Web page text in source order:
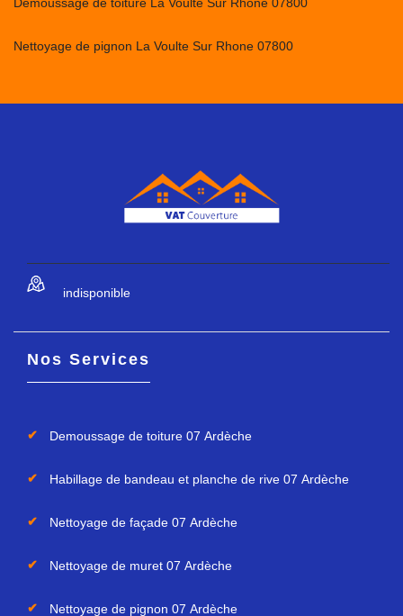
Nettoyage de pignon La Voulte Sur Rhone 07800
indisponible
Nos Services
Demoussage de toiture 07 Ardèche
Habillage de bandeau et planche de rive 07 Ardèche
Nettoyage de façade 07 Ardèche
Nettoyage de muret 07 Ardèche
Nettoyage de pignon 07 Ardèche